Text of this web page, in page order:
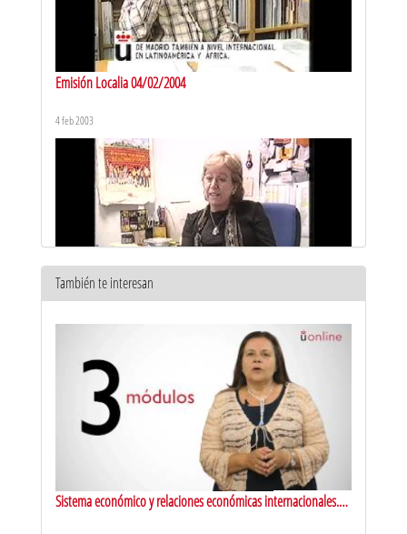
Emisión Localia 04/02/2004
4 feb 2003
También te interesan
Sistema económico y relaciones económicas internacionales.